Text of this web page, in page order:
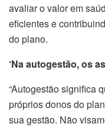
avaliar o valor em
eficientes e
do plano.
‘Na autogestão, os
“Autogestão significa
próprios donos do
sua gestão. Não